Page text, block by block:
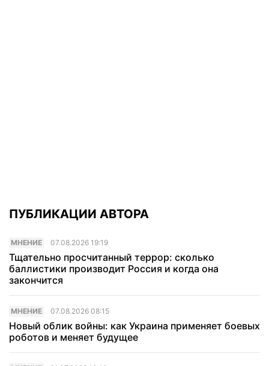
ПУБЛИКАЦИИ АВТОРА
МНЕНИЕ 07.08.2026 19:19
Тщательно просчитанный террор: сколько
баллистики производит Россия и когда она
закончится
МНЕНИЕ 07.08.2026 08:15
Новый облик войны: как Украина применяет боевых
роботов и меняет будущее